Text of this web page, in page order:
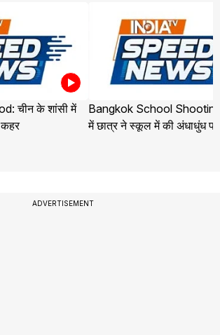
चीन के शांसी में
कहर
Bangkok School
में छात्र ने स्कूल में की अंधाधुंध
ADVERTISEMENT